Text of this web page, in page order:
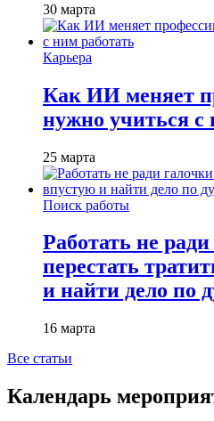
30 марта
Карьера
Как ИИ меняет
нужно учиться с
25 марта
Поиск работы
Работать не
перестать
и найти дело по
16 марта
Все статьи
Календарь